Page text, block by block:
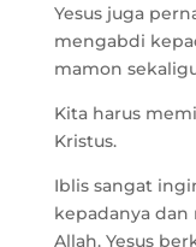
Yesus juga
mengabdi
mamon
Kita harus
Kristus.
Iblis sangat
kepadanya
Allah. Yesus